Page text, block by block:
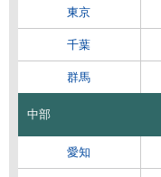
東京
千葉
群馬
中部
愛知